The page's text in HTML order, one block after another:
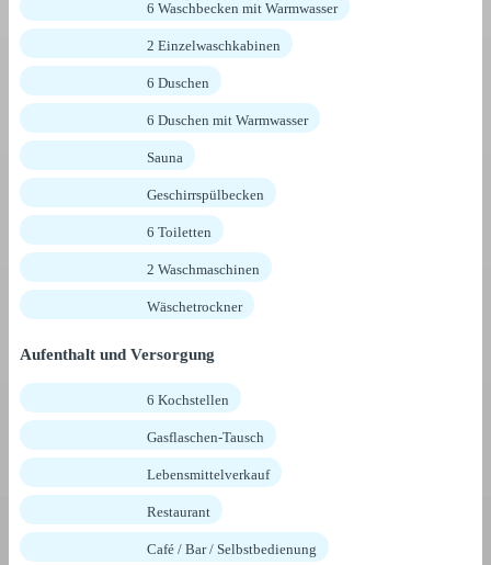
6 Waschbecken mit Warmwasser
2 Einzelwaschkabinen
6 Duschen
6 Duschen mit Warmwasser
Sauna
Geschirrspülbecken
6 Toiletten
2 Waschmaschinen
Wäschetrockner
Aufenthalt und Versorgung
6 Kochstellen
Gasflaschen-Tausch
Lebensmittelverkauf
Restaurant
Café / Bar / Selbstbedienung